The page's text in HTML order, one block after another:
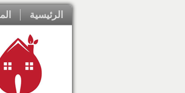
الرئيسية